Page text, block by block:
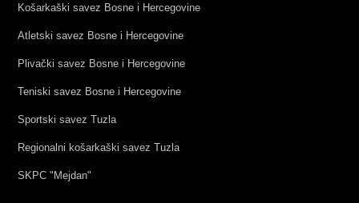
Košarkaški savez Bosne i Hercegovine
Atletski savez Bosne i Hercegovine
Plivački savez Bosne i Hercegovine
Teniski savez Bosne i Hercegovine
Sportski savez Tuzla
Regionalni košarkaški savez Tuzla
SKPC "Mejdan"